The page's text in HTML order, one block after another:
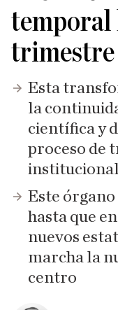
temporal
trimestre
Esta
la
científica y
proceso de
Este
hasta que
nuevos
marcha la
centro